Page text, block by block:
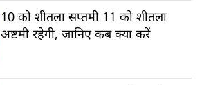
10 को शीतला सप्तमी 11 को शीतला
अष्टमी रहेगी, जानिए कब क्या करें